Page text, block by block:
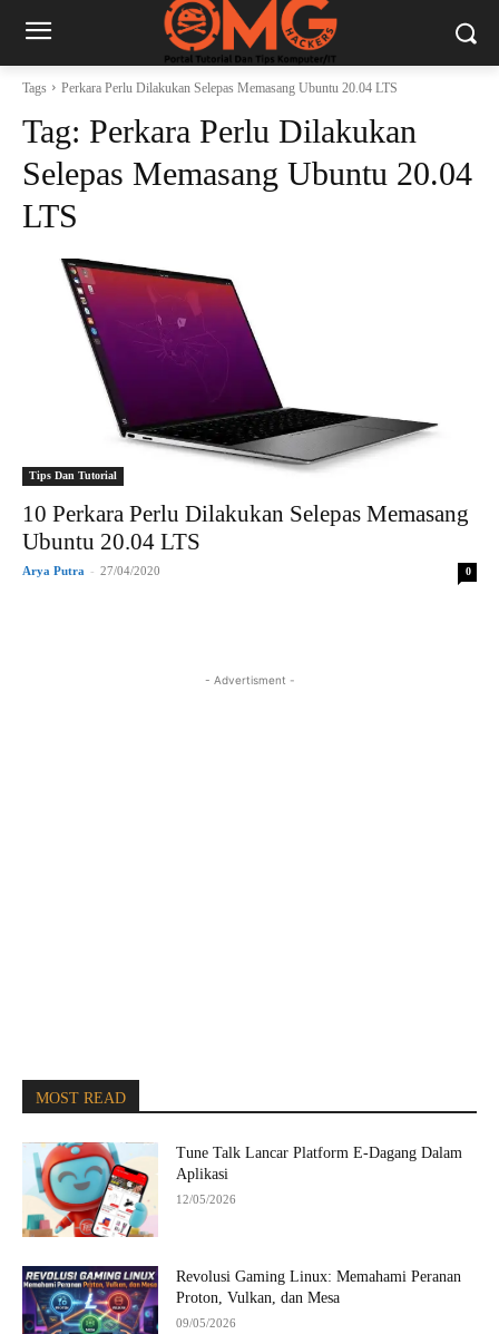
Tags Perkara Perlu Dilakukan Selepas Memasang Ubuntu 20.04 LTS
Tag: Perkara Perlu Dilakukan
Selepas Memasang Ubuntu 20.04
LTS
Tips Dan Tutorial
10 Perkara Perlu Dilakukan Selepas Memasang
Ubuntu 20.04 LTS
Arya Putra - 27/04/2020 0
- Advertisment -
MOST READ
Tune Talk Lancar Platform E-Dagang Dalam
Aplikasi
12/05/2026
Revolusi Gaming Linux: Memahami Peranan
Proton, Vulkan, dan Mesa
09/05/2026